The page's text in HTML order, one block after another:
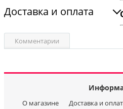
Доставка и оплата
Комментарии
О магазине Доставка и